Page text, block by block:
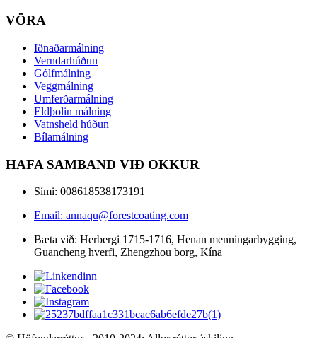
VÖRA
Iðnaðarmálning
Verndarhúðun
Gólfmálning
Veggmálning
Umferðarmálning
Eldþolin málning
Vatnsheld húðun
Bílamálning
HAFA SAMBAND VIÐ OKKUR
Sími: 008618538173191
Email: annaqu@forestcoating.com
Bæta við: Herbergi 1715-1716, Henan menningarbygging,
Guancheng hverfi, Zhengzhou borg, Kína